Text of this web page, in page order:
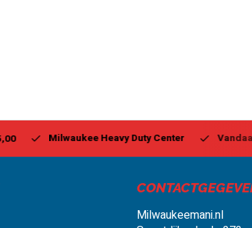
Milwaukee Heavy Duty Center Vandaag
Milwaukeemani.nl